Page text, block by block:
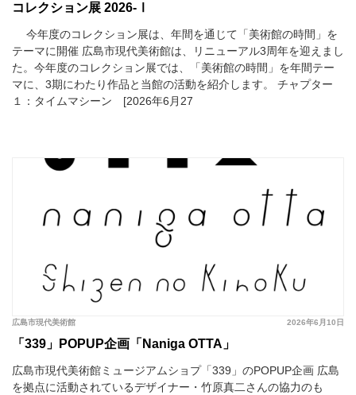
コレクション展 2026-Ⅰ
今年度のコレクション展は、年間を通じて「美術館の時間」を
テーマに開催 広島市現代美術館は、リニューアル3周年を迎えまし
た。今年度のコレクション展では、「美術館の時間」を年間テー
マに、3期にわたり作品と当館の活動を紹介します。 チャプター
１：タイムマシーン [2026年6月27
2026年6月10日
広島市現代美術館
「339」POPUP企画「Naniga OTTA」
広島市現代美術館ミュージアムショプ「339」のPOPUP企画 広島
を拠点に活動されているデザイナー・竹原真二さんの協力のも